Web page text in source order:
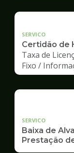
SERVICO
Certidão de
Taxa de
Fixo /
SERVICO
Baixa de
Prestação